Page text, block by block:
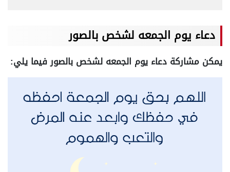
دعاء يوم الجمعه لشخص بالصور
يمكن مشاركة دعاء يوم الجمعه لشخص بالصور فيما يلي: